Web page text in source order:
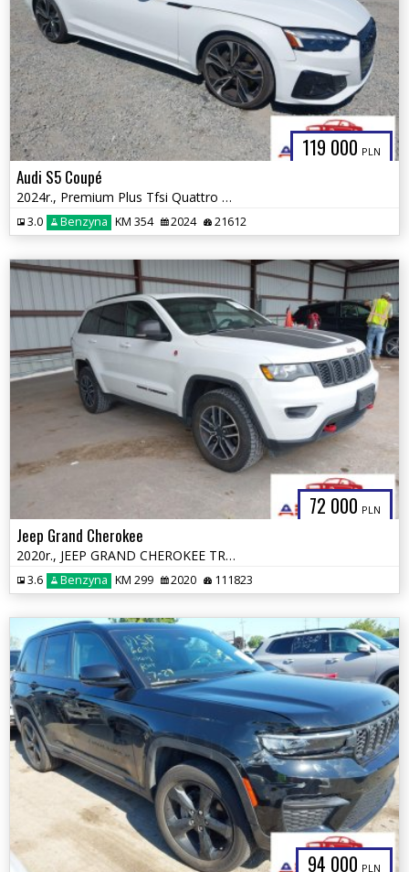
119 000 PLN
Audi S5 Coupé
2024r., Premium Plus Tfsi Quattro Tiptronic, 3L, od ubezpieczalni
3.0 Benzyna KM 354 2024 21612
72 000 PLN
Jeep Grand Cherokee
2020r., JEEP GRAND CHEROKEE TRAILHAWK 4X4, 3.6L, od ubezpieczalni
3.6 Benzyna KM 299 2020 111823
94 000 PLN